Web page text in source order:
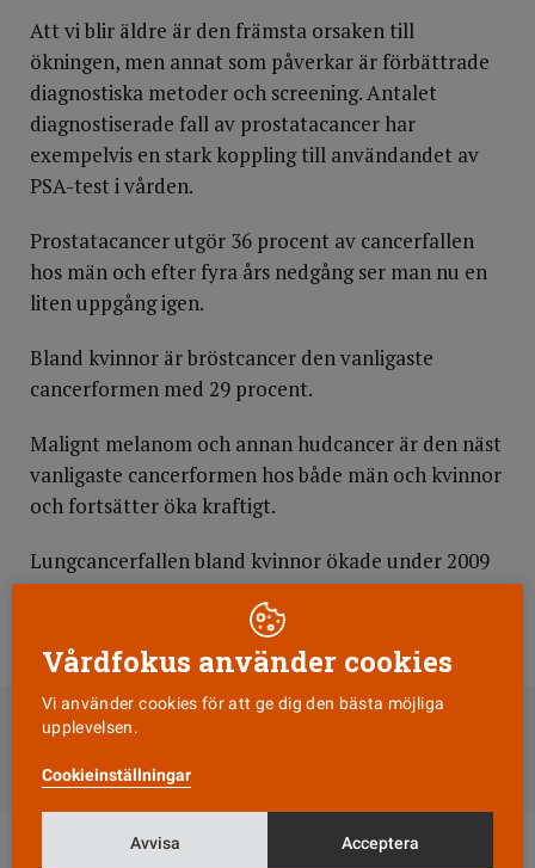
Att vi blir äldre är den främsta orsaken till
ökningen, men annat som påverkar är förbättrade
diagnostiska metoder och screening. Antalet
diagnostiserade fall av prostatacancer har
exempelvis en stark koppling till användandet av
PSA-test i vården.
Prostatacancer utgör 36 procent av cancerfallen
hos män och efter fyra års nedgång ser man nu en
liten uppgång igen.
Bland kvinnor är bröstcancer den vanligaste
cancerformen med 29 procent.
Malignt melanom och annan hudcancer är den näst
vanligaste cancerformen hos både män och kvinnor
och fortsätter öka kraftigt.
Lungcancerfallen bland kvinnor ökade under 2009
jämfört med 2008, men fortfarande är förekomsten
av lungcancer större bland männen.
Vårdfokus använder cookies
Vi använder cookies för att ge dig den bästa möjliga
upplevelsen.
Cookieinställningar
Avvisa Acceptera